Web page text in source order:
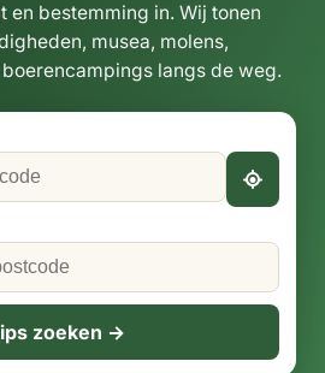
en bestemming in. Wij tonen
musea, molens,
langs de weg.
zoeken →